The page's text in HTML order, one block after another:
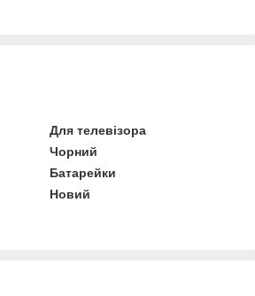
Для телевізора
Чорний
Батарейки
Новий